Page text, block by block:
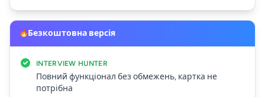
Безкоштовна версія
INTERVIEW HUNTER
Повний функціонал без обмежень, картка не
потрібна